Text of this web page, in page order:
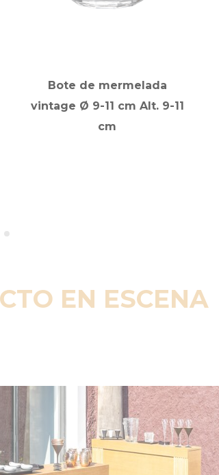
Bote de mermelada
vintage Ø 9-11 cm Alt. 9-11
cm
EN ESCENA